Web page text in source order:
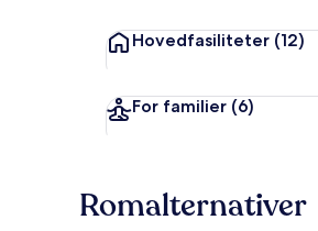
Hovedfasiliteter (12)
For familier (6)
Romalternativer